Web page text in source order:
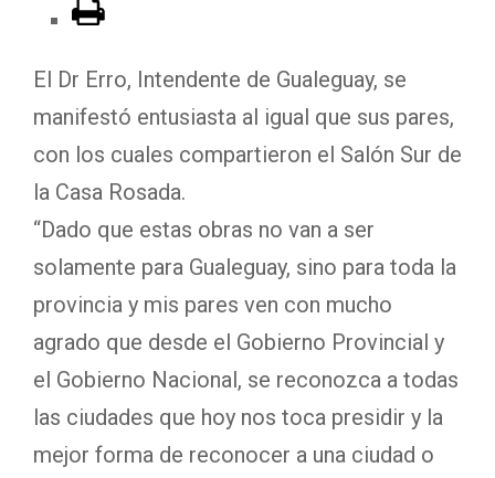
El Dr Erro, Intendente de Gualeguay, se
manifestó entusiasta al igual que sus pares,
con los cuales compartieron el Salón Sur de
la Casa Rosada.
“Dado que estas obras no van a ser
solamente para Gualeguay, sino para toda la
provincia y mis pares ven con mucho
agrado que desde el Gobierno Provincial y
el Gobierno Nacional, se reconozca a todas
las ciudades que hoy nos toca presidir y la
mejor forma de reconocer a una ciudad o